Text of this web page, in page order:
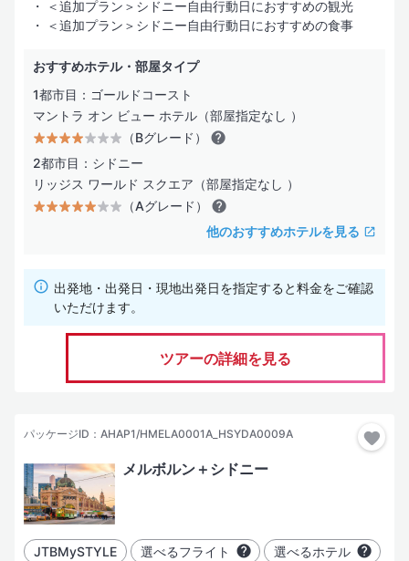
＜追加プラン＞シドニー自由行動日におすすめの観光
＜追加プラン＞シドニー自由行動日におすすめの食事
おすすめホテル・部屋タイプ
1都市目：ゴールドコースト
マントラ オン ビュー ホテル（部屋指定なし ）
（Bグレード）
2都市目：シドニー
リッジス ワールド スクエア（部屋指定なし ）
（Aグレード）
他のおすすめホテルを見る
出発地・出発日・現地出発日を指定すると料金をご確認
いただけます。
ツアーの詳細を見る
パッケージID：AHAP1/HMELA0001A_HSYDA0009A
メルボルン＋シドニー
JTBMySTYLE 選べるフライト 選べるホテル